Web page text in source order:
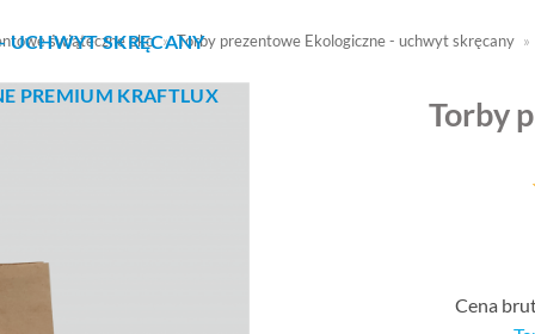
UCHWYT SKRĘCANY
PREMIUM KRAFTLUX
świąteczne eko » Torby prezentowe Ekologiczne - uchwyt skręcany »
Torby
Cena